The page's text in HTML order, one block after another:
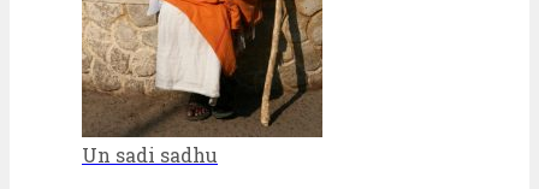
Un sadi sadhu